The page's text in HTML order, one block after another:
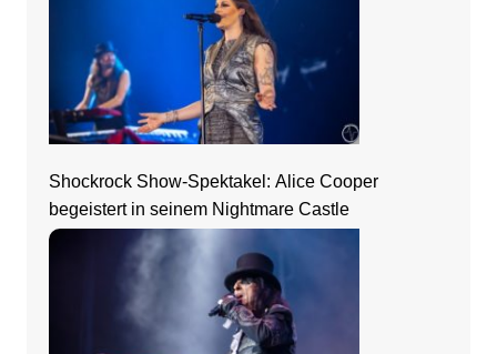
Shockrock Show-Spektakel: Alice Cooper
begeistert in seinem Nightmare Castle